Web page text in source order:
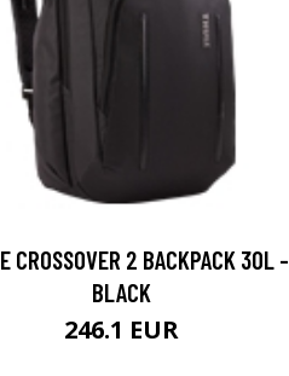
CROSSOVER 2 BACKPACK 30L -
BLACK
246.1 EUR